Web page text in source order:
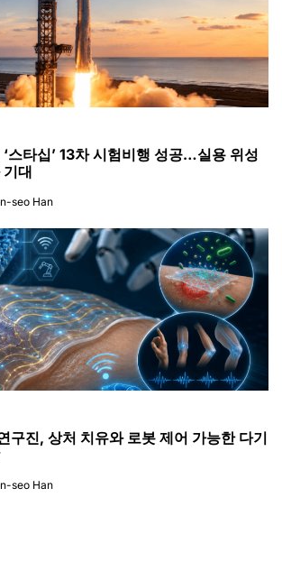
스타십’ 13차 시험비행 성공…실용 위성
대
seo Han
구진, 상처 치유와 로봇 제어 가능한 다기
seo Han